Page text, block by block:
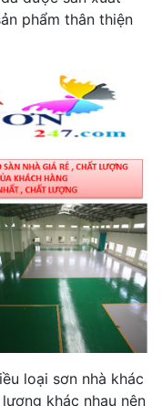
phẩm thân thiện
loại sơn nhà khác
khác nhau nên